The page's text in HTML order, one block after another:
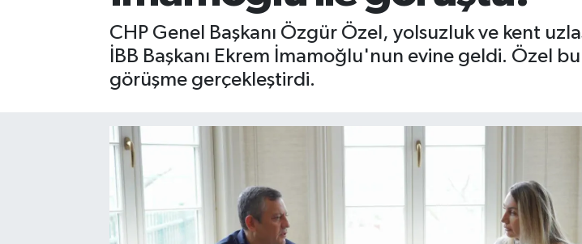
CHP Genel Başkanı Özgür Özel, yolsuzluk ve kent
İBB Başkanı Ekrem İmamoğlu'nun evine geldi. Özel
görüşme gerçekleştirdi.
Son Dakika Haberleri